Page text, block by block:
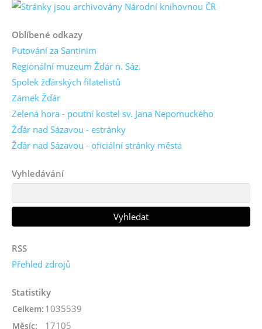
Oblíbené odkazy
Putování za Santinim
Regionální muzeum Žďár n. Sáz.
Spolek žďárských filatelistů
Zámek Žďár
Zelená hora - poutní kostel sv. Jana Nepomuckého
Žďár nad Sázavou - estránky
Žďár nad Sázavou - oficiální stránky města
Vyhledávání
RSS
Přehled zdrojů
Statistiky
Celkem: 1035539
Měsíc: 17105